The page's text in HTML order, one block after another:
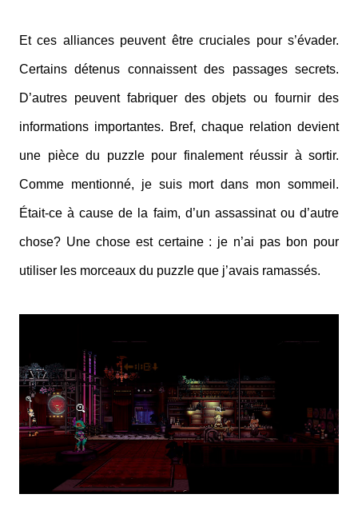
Et ces alliances peuvent être cruciales pour s’évader.
Certains détenus connaissent des passages secrets.
D’autres peuvent fabriquer des objets ou fournir des
informations importantes. Bref, chaque relation devient
une pièce du puzzle pour finalement réussir à sortir.
Comme mentionné, je suis mort dans mon sommeil.
Était-ce à cause de la faim, d’un assassinat ou d’autre
chose? Une chose est certaine : je n’ai pas bon pour
utiliser les morceaux du puzzle que j’avais ramassés.